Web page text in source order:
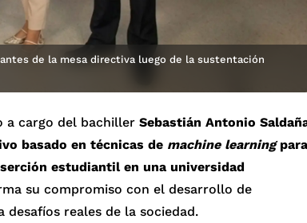
de la mesa directiva luego de la sustentación
a cargo del bachiller Sebastián Antonio
basado en técnicas de machine learningpara
estudiantil en una universidad
su compromiso con el desarrollo de
desafíos reales de la sociedad.